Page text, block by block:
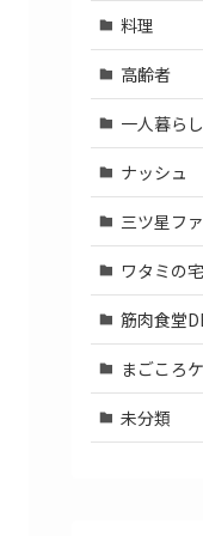
料理
高齢者
一人暮らし
ナッシュ
三ツ星フ
ワタミの
筋肉食堂
まごころ
未分類